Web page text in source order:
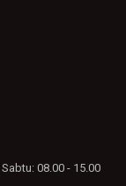
Sabtu: 08.00 - 15.00